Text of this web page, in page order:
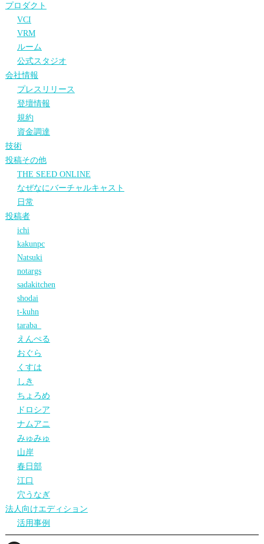
プロダクト
VCI
VRM
ルーム
公式スタジオ
会社情報
プレスリリース
登壇情報
規約
資金調達
技術
投稿その他
THE SEED ONLINE
なぜなにバーチャルキャスト
日常
投稿者
ichi
kakunpc
Natsuki
notargs
sadakitchen
shodai
t-kuhn
taraba_
えんぺる
おぐら
くすは
しき
ちょろめ
ドロシア
ナムアニ
みゅみゅ
山岸
春日部
江口
穴うなぎ
法人向けエディション
活用事例